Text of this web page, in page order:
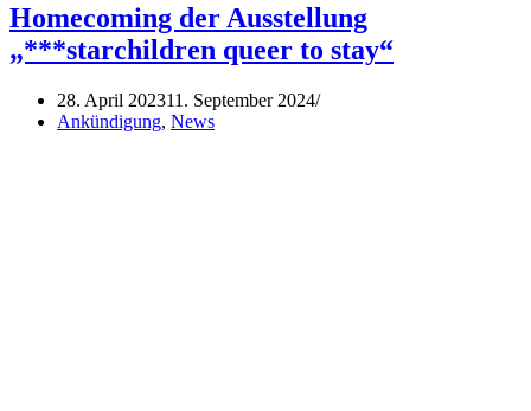
Homecoming der Ausstellung
„***starchildren queer to stay“
28. April 202311. September 2024
Ankündigung, News